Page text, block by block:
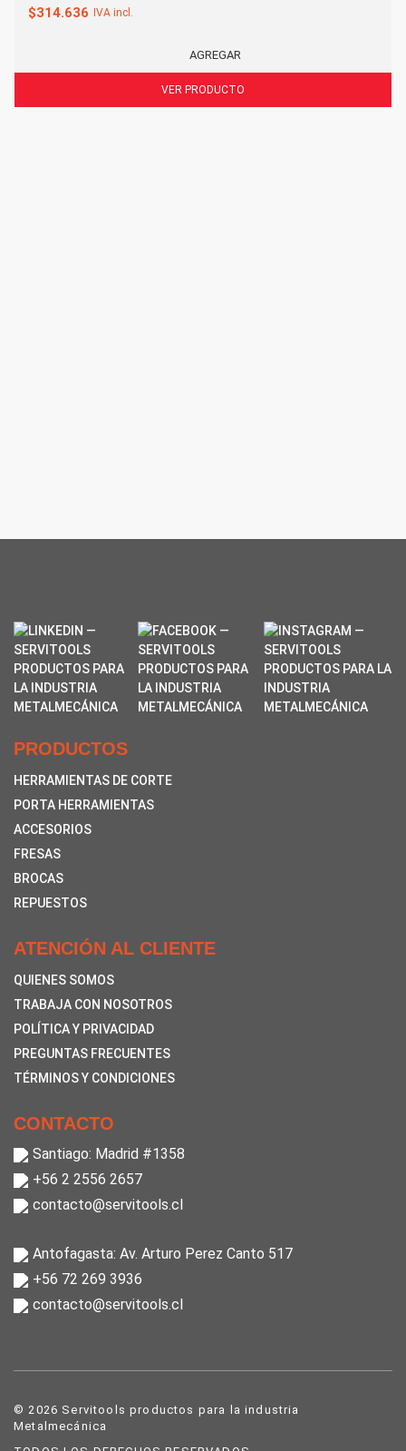
$314.636 IVA incl.
AGREGAR
VER PRODUCTO
PRODUCTOS
HERRAMIENTAS DE CORTE
PORTA HERRAMIENTAS
ACCESORIOS
FRESAS
BROCAS
REPUESTOS
ATENCIÓN AL CLIENTE
QUIENES SOMOS
TRABAJA CON NOSOTROS
POLÍTICA Y PRIVACIDAD
PREGUNTAS FRECUENTES
TÉRMINOS Y CONDICIONES
CONTACTO
Santiago: Madrid #1358
+56 2 2556 2657
contacto@servitools.cl
Antofagasta: Av. Arturo Perez Canto 517
+56 72 269 3936
contacto@servitools.cl
© 2026 Servitools productos para la industria
Metalmecánica